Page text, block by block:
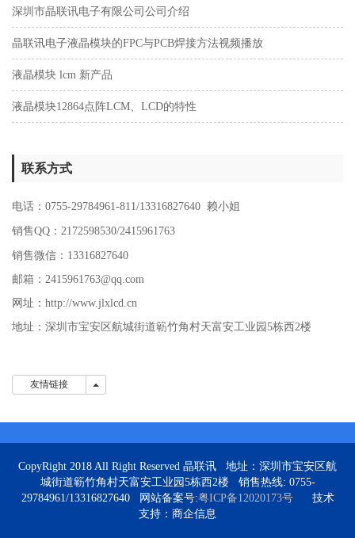
深圳市晶联讯电子有限公司公司介绍
晶联讯电子液晶模块的FPC与PCB焊接方法视频播放
液晶模块 lcm 新产品
液晶模块12864点阵LCM、LCD的特性
联系方式
电话：0755-29784961-811/13316827640 赖小姐
销售QQ：2172598530/2415961763
销售微信：13316827640
邮箱：2415961763@qq.com
网址：http://www.jlxlcd.cn
地址：深圳市宝安区航城街道簕竹角村天富安工业园5栋西2楼
友情链接 友情链接
CopyRight 2018 All Right Reserved 晶联讯 地址：深圳市宝安区航
城街道簕竹角村天富安工业园5栋西2楼 销售热线: 0755-
29784961/13316827640 网站备案号:粤ICP备12020173号技术
支持：商企信息